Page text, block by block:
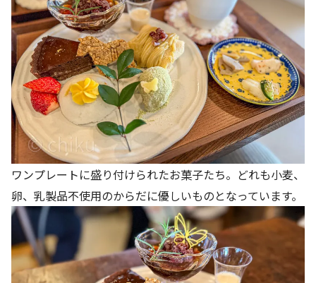
ワンプレートに盛り付けられたお菓子たち。どれも小麦、
卵、乳製品不使用のからだに優しいものとなっています。